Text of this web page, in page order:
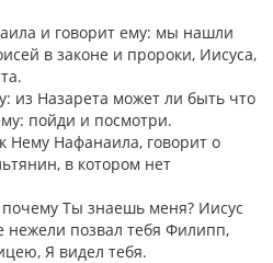
и говорит ему: мы нашли
в законе и пророки, Иисуса,
из Назарета может ли быть что
пойди и посмотри.
Нему Нафанаила, говорит о
в котором нет
Ты знаешь меня? Иисус
нежели позвал тебя Филипп,
Я видел тебя.